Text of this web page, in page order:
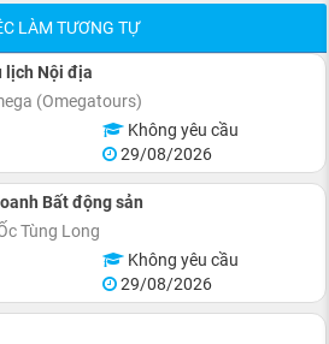
LÀM TƯƠNG TỰ
lịch Nội địa
(Omegatours)
Không yêu cầu
29/08/2026
Bất động sản
Tùng Long
Không yêu cầu
29/08/2026